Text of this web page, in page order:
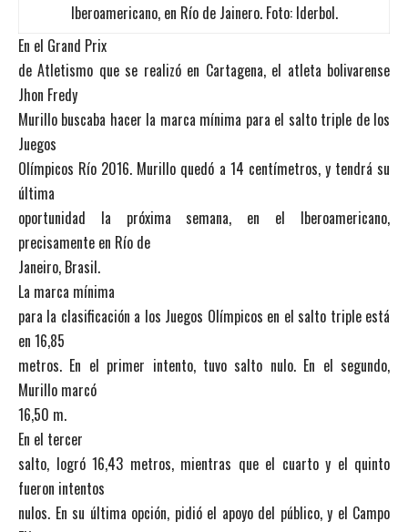
Iberoamericano, en Río de Jainero. Foto: Iderbol.
En el Grand Prix
de Atletismo que se realizó en Cartagena, el atleta bolivarense
Jhon Fredy
Murillo buscaba hacer la marca mínima para el salto triple de los
Juegos
Olímpicos Río 2016. Murillo quedó a 14 centímetros, y tendrá su
última
oportunidad la próxima semana, en el Iberoamericano,
precisamente en Río de
Janeiro, Brasil.
La marca mínima
para la clasificación a los Juegos Olímpicos en el salto triple está
en 16,85
metros. En el primer intento, tuvo salto nulo. En el segundo,
Murillo marcó
16,50 m.
En el tercer
salto, logró 16,43 metros, mientras que el cuarto y el quinto
fueron intentos
nulos. En su última opción, pidió el apoyo del público, y el Campo